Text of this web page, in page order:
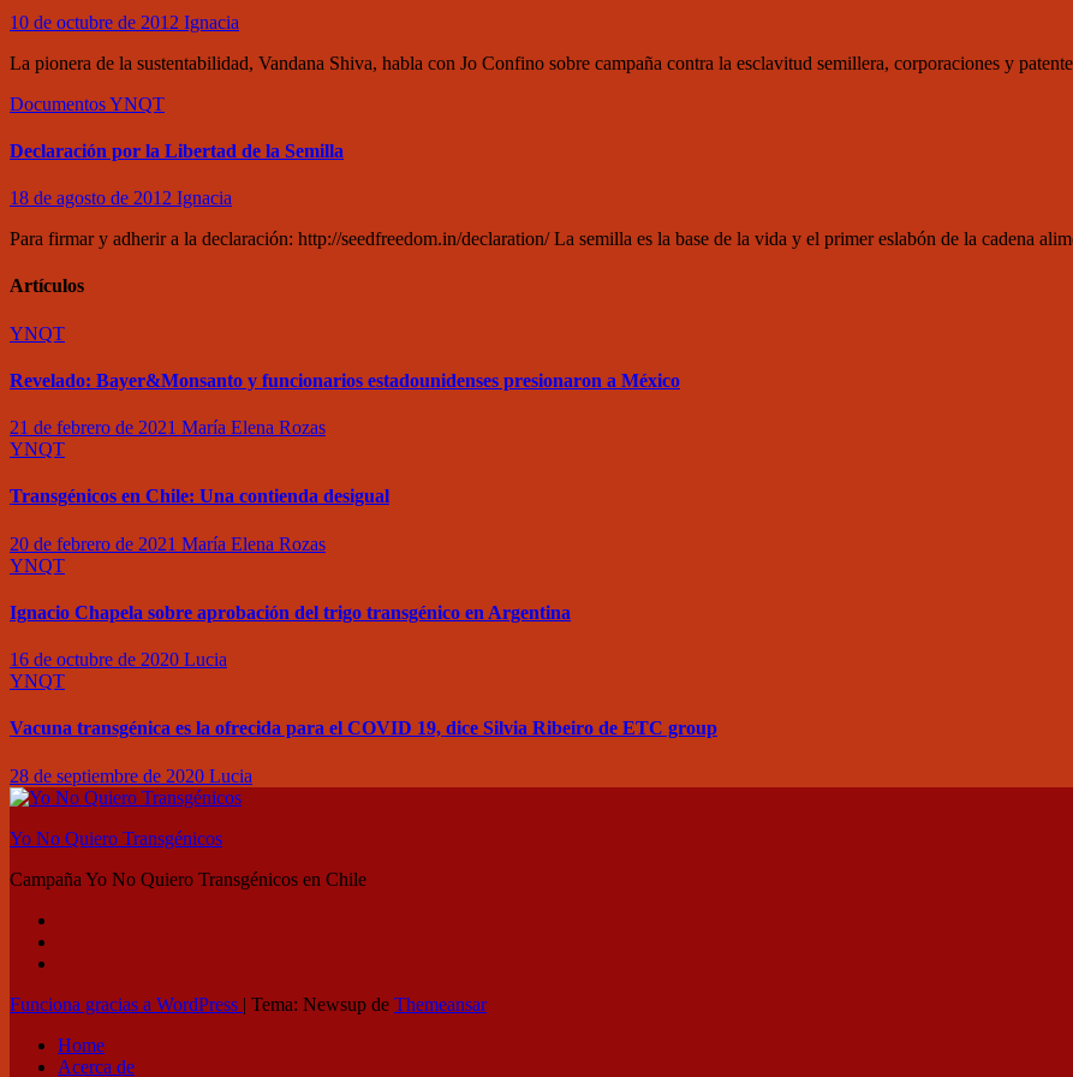
10 de octubre de 2012 Ignacia
La pionera de la sustentabilidad, Vandana Shiva, habla con Jo Confino sobre campaña contra la esclavitud semillera, corporaciones y
DocumentosYNQT
Declaración por la Libertad de la Semilla
18 de agosto de 2012 Ignacia
Para firmar y adherir a la declaración: http://seedfreedom.in/declaration/ La semilla es la base de la vida y el primer eslabón de la cadena
Artículos
YNQT
Revelado: Bayer&Monsanto y funcionarios estadounidenses presionaron a México
21 de febrero de 2021 María Elena Rozas
YNQT
Transgénicos en Chile: Una contienda desigual
20 de febrero de 2021 María Elena Rozas
YNQT
Ignacio Chapela sobre aprobación del trigo transgénico en Argentina
16 de octubre de 2020 Lucia
YNQT
Vacuna transgénica es la ofrecida para el COVID 19, dice Silvia Ribeiro de ETC group
28 de septiembre de 2020 Lucia
Yo No Quiero Transgénicos
Campaña Yo No Quiero Transgénicos en Chile
Funciona gracias a WordPress | Tema: Newsup de Themeansar
Home
Acerca de